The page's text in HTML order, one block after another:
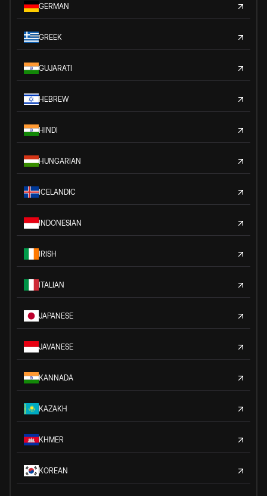
GERMAN
GREEK
GUJARATI
HEBREW
HINDI
HUNGARIAN
ICELANDIC
INDONESIAN
IRISH
ITALIAN
JAPANESE
JAVANESE
KANNADA
KAZAKH
KHMER
KOREAN